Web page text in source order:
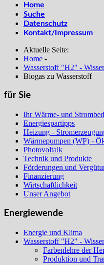
Home
Suche
Datenschutz
Kontakt/Impressum
Aktuelle Seite:
Home -
Wasserstoff "H2" -
Biogas zu Wasserstoff
für Sie
Ihr Wärme- und
Energiespartipps
Heizung -
Wärmepumpen (WP) -
Photovoltaik
Technik und Produkte
Förderungen und
Finanzierung
Wirtschaftlichkeit
Unser Angebot
Energiewende
Energie und Klima
Wasserstoff "H2" -
Farbenlehre der
Produktion und